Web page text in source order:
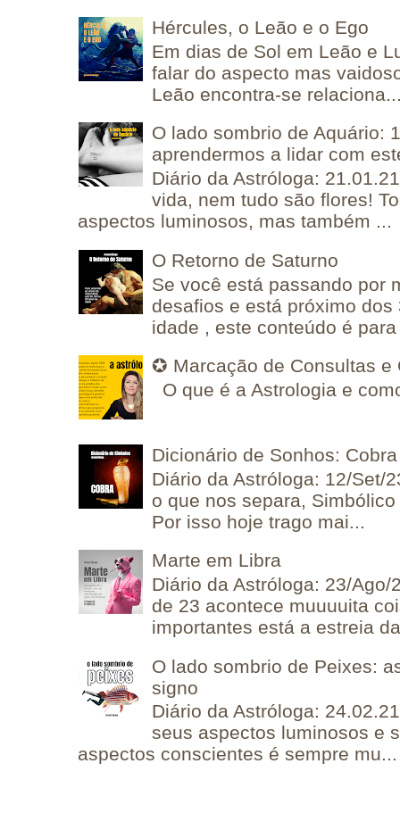
Hércules, o Leão e o Ego
Em dias de Sol em Leão e
falar do aspecto mas
Leão encontra-se
O lado sombrio de Aquário:
aprendermos a lidar com
Diário da Astróloga:
vida, nem tudo são flores!
aspectos luminosos, mas também ...
O Retorno de Saturno
Se você está passando por
desafios e está próximo
idade , este conteúdo é
✪ Marcação de Consultas e
O que é a Astrologia e
Dicionário de Sonhos: Cobra
Diário da Astróloga: 12/Set/
o que nos separa,
Por isso hoje trago mai...
Marte em Libra
Diário da Astróloga: 23/
de 23 acontece muuuuita
importantes está a estreia
O lado sombrio de Peixes:
signo
Diário da Astróloga:
seus aspectos luminosos e
aspectos conscientes é sempre mu...